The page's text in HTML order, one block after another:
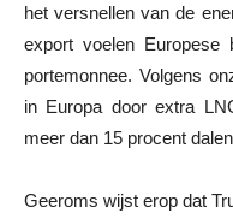
het versnellen van de
export voelen
portemonnee. Volgens
in Europa door extra
meer dan 15 procent
Geeroms wijst erop dat